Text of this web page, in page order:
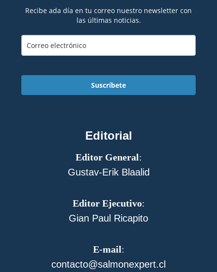
Recibe ada día en tu correo nuestro newsletter con
las últimas noticias.
Suscríbete
Editorial
Editor General:
Gustav-Erik Blaalid
Editor Ejecutivo:
Gian Paul Ricapito
E-mail:
contacto@salmonexpert.cl